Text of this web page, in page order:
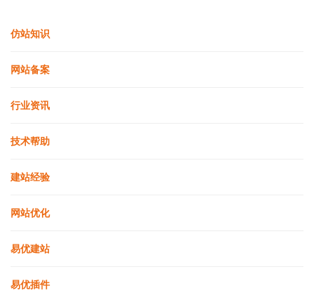
仿站知识
网站备案
行业资讯
技术帮助
建站经验
网站优化
易优建站
易优插件